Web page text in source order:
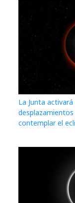
La Junta
contemplar el